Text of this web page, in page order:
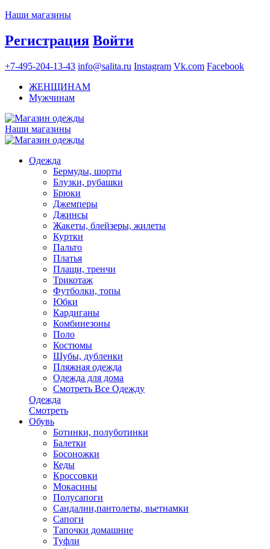
Наши магазины
Регистрация Войти
+7-495-204-13-43 info@salita.ru Instagram Vk.com Facebook
ЖЕНЩИНАМ
Мужчинам
Наши магазины
Одежда
Бермуды, шорты
Блузки, рубашки
Брюки
Джемперы
Джинсы
Жакеты, блейзеры, жилеты
Куртки
Пальто
Платья
Плащи, тренчи
Трикотаж
Футболки, топы
Юбки
Кардиганы
Комбинезоны
Поло
Костюмы
Шубы, дубленки
Пляжная одежда
Одежда для дома
Смотреть Все Одежду
Одежда
Смотреть
Обувь
Ботинки, полуботинки
Балетки
Босоножки
Кеды
Кроссовки
Мокасины
Полусапоги
Сандалии,пантолеты, вьетнамки
Сапоги
Тапочки домашние
Туфли